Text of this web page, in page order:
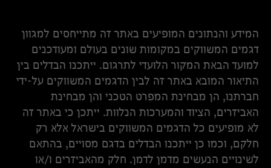
המידע והנתונים המופיעים באתר זה מתייחסים למגוון
דגמים המשווקים במקומות שונים בעולם ומעודכנים
למועד הבאת המקור הלועדי לתרגום. ייתכנו הבדלים בין
התיאור המובא באתר זה לבין הדגמים המשווקים על-ידי
חברתנו, הן מבחינת המפרט הטכני והן מבחינת
האביזרים, הציוד והמערכות הנלוות. ייתכן כי באתר זה
לא מופיעים כל הדגמים המשווקים בישראל אלא רק
חלקם, וכמו כן ייתכנו הבדלים בדגם מסויים, בהתאם
לשינויים הנעשים מדמן לדמן. חלק מהאביזרים ו/או